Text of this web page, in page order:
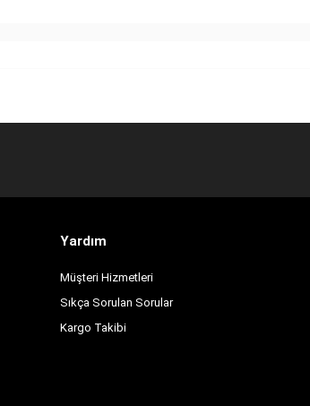
Yardım
Müşteri Hizmetleri
Sıkça Sorulan Sorular
Kargo Takibi